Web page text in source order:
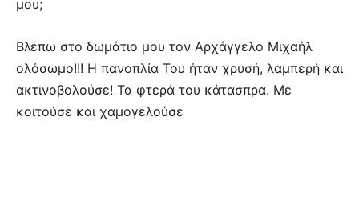
μου;
Βλέπω στο δωμάτιο μου τον Αρχάγγελο Μιχαήλ
ολόσωμο!!! Η πανοπλία Του ήταν χρυσή, λαμπερή και
ακτινοβολούσε! Τα φτερά του κάτασπρα. Με
κοιτούσε και χαμογελούσε